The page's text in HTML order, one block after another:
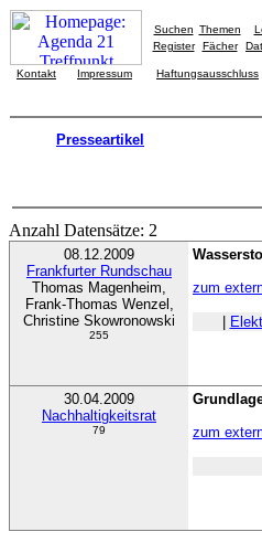
Suchen Themen
Register
Fächer
Kontakt Impressum Haftungsausschluss
Presseartikel
Anzahl Datensätze: 2
08.12.2009
Frankfurter Rundschau
Thomas Magenheim,
Frank-Thomas Wenzel,
Christine Skowronowski
255
zum
30.04.2009
Nachhaltigkeitsrat
79
zum